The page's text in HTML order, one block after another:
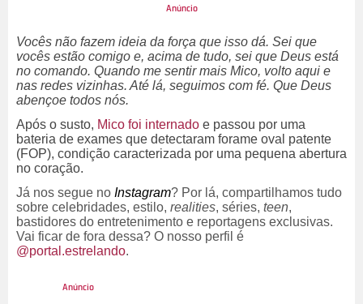
Vocês não fazem ideia da força que isso dá. Sei que
vocês estão comigo e, acima de tudo, sei que Deus está
no comando. Quando me sentir mais Mico, volto aqui e
nas redes vizinhas. Até lá, seguimos com fé. Que Deus
abençoe todos nós.
Após o susto, Mico foi internado e passou por uma
bateria de exames que detectaram forame oval patente
(FOP), condição caracterizada por uma pequena abertura
no coração.
Já nos segue no Instagram? Por lá, compartilhamos tudo
sobre celebridades, estilo, realities, séries, teen,
bastidores do entretenimento e reportagens exclusivas.
Vai ficar de fora dessa? O nosso perfil é
@portal.estrelando.